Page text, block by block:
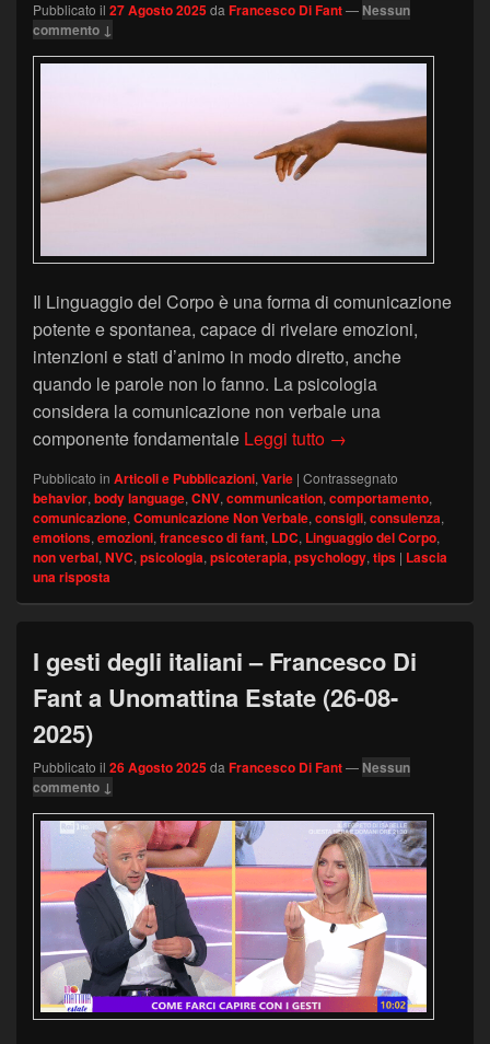
Pubblicato il 27 Agosto 2025daFrancesco Di Fant— Nessun
commento ↓
Il Linguaggio del Corpo è una forma di comunicazione
potente e spontanea, capace di rivelare emozioni,
intenzioni e stati d’animo in modo diretto, anche
quando le parole non lo fanno. La psicologia
considera la comunicazione non verbale una
componente fondamentale Leggi tutto Linguaggio del
→
Pubblicato in Articoli e Pubblicazioni, Varie | Contrassegnato
behavior, body language, CNV, communication, comportamento,
comunicazione, Comunicazione Non Verbale, consigli, consulenza,
emotions, emozioni, francesco di fant, LDC, Linguaggio del Corpo,
non verbal, NVC, psicologia, psicoterapia, psychology, tips | Lascia
una risposta
I gesti degli italiani – Francesco Di
Fant a Unomattina Estate (26-08-
2025)
Pubblicato il 26 Agosto 2025da Francesco Di Fant— Nessun
commento ↓